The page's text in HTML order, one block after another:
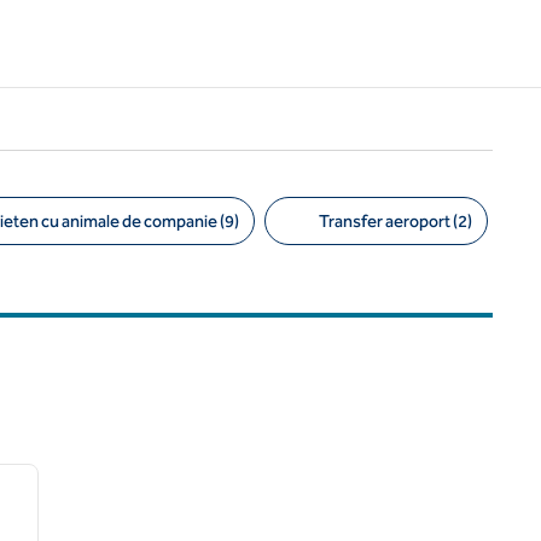
cu animale de companie (9) Transfer aeroport (2)
imaginea următoare